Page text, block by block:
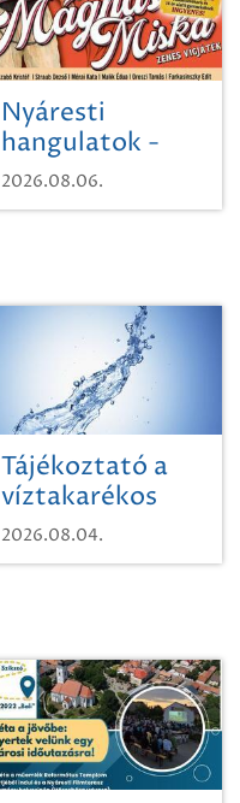
Nyáresti
hangulatok -
Mágnás Miska
2026.08.06.
Tájékoztató a
víztakarékos
vízhasználatról
2026.08.04.